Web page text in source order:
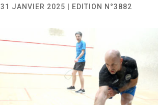
31 JANVIER 2025 | EDITION N°3882